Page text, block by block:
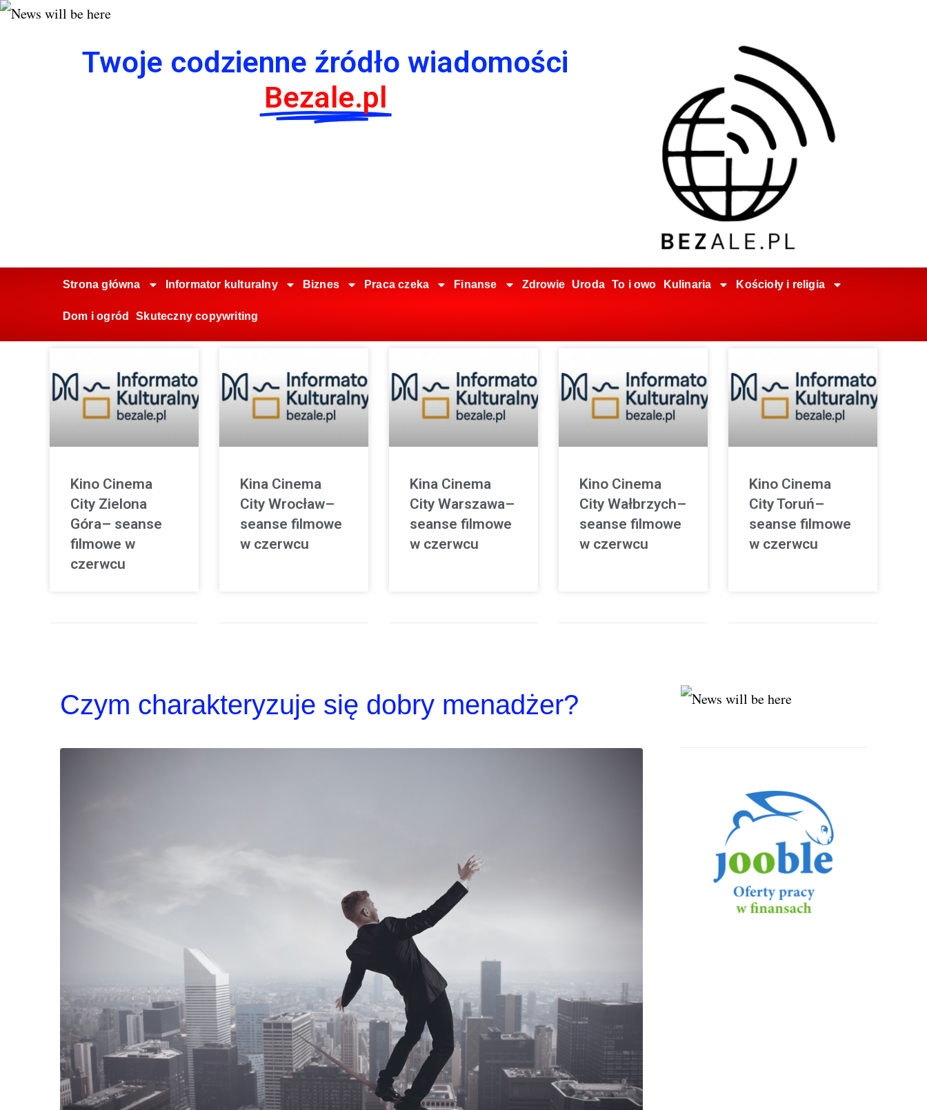
Twoje codzienne źródło wiadomości
Bezale.pl
Strona główna Informator kulturalny Biznes Praca czeka Finanse Zdrowie Uroda To i owo Kulinaria Kościoły i religia
Dom i ogród Skuteczny copywriting
Kino Cinema
City Zielona
Góra– seanse
filmowe w
czerwcu
Kina Cinema
City Wrocław–
seanse filmowe
w czerwcu
Kina Cinema
City Warszawa–
seanse filmowe
w czerwcu
Kino Cinema
City Wałbrzych–
seanse filmowe
w czerwcu
Kino Cinema
City Toruń–
seanse filmowe
w czerwcu
Czym charakteryzuje się dobry menadżer?